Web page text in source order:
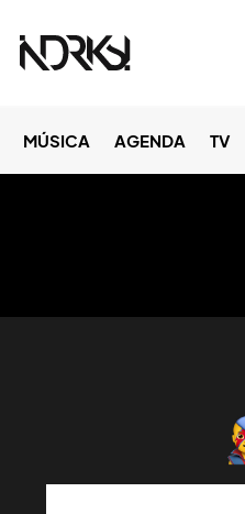
MÚSICA AGENDA TV